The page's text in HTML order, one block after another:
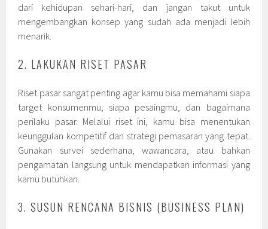
dari kehidupan sehari-hari, dan jangan takut untuk
mengembangkan konsep yang sudah ada menjadi lebih
menarik.
2. LAKUKAN RISET PASAR
Riset pasar sangat penting agar kamu bisa memahami siapa
target konsumenmu, siapa pesaingmu, dan bagaimana
perilaku pasar. Melalui riset ini, kamu bisa menentukan
keunggulan kompetitif dan strategi pemasaran yang tepat.
Gunakan survei sederhana, wawancara, atau bahkan
pengamatan langsung untuk mendapatkan informasi yang
kamu butuhkan.
3. SUSUN RENCANA BISNIS (BUSINESS PLAN)